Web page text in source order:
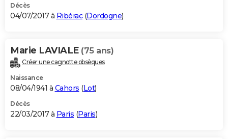
Décès
04/07/2017 à Ribérac(Dordogne)
Marie LAVIALE (75 ans)
Créer une cagnotte obsèques
Naissance
08/04/1941 à Cahors (Lot)
Décès
22/03/2017 à Paris (Paris)